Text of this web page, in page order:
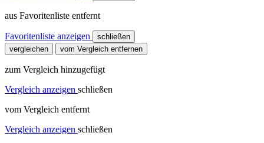
aus Favoritenliste entfernt
Favoritenliste anzeigen
schließen
vergleichen
vom Vergleich entfernen
zum Vergleich hinzugefügt
Vergleich anzeigen schließen
vom Vergleich entfernt
Vergleich anzeigen schließen